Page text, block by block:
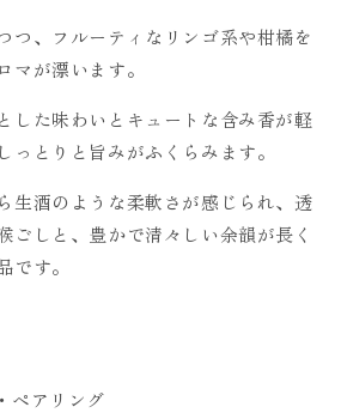
つ、フルーティなリンゴ系や柑橘を
マが漂います。
した味わいとキュートな含み香が軽
っとりと旨みがふくらみます。
生酒のような柔軟さが感じられ、透
ごしと、豊かで清々しい余韻が長く
です。
ペアリング